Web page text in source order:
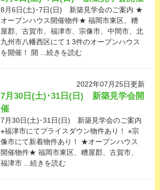
8月6日(土)･7日(日) 新築見学会のご案内 ★
オープンハウス開催物件★ 福岡市東区、糟
屋郡、古賀市、福津市、宗像市、中間市、北
九州市八幡西区にて１3件のオープンハウス
を開催！ 開 ...続きを読む
2022年07月25日更新
7月30日(土)･31日(日) 新築見学会開
催
7月30日(土)･31日(日) 新築見学会のご案内
※福津市にてプライスダウン物件あり！ ※宗
像市にて新着物件あり！ ★オープンハウス
開催物件★ 福岡市東区、糟屋郡、古賀市、
福津市 ...続きを読む